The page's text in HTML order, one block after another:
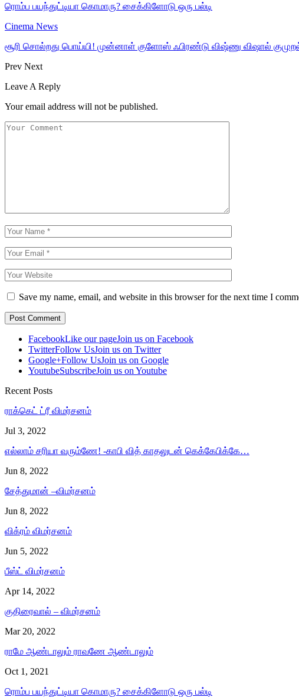
ரொம்ப பயந்துட்டியா கொமாரு? சைக்கிளோடு ஒரு பல்டி
Cinema News
சூரி சொல்றது பொய்யி! முன்னாள் குளோஸ் ஃபிரண்டு விஷ்ணு விஷால்
Prev Next
Leave A Reply
Your email address will not be published.
Save my name, email, and website in this browser for the next time I
FacebookLike our pageJoin us on Facebook
TwitterFollow UsJoin us on Twitter
Google+Follow UsJoin us on Google
YoutubeSubscribeJoin us on Youtube
Recent Posts
ராக்கெட் ட்ரீ விமர்சனம்
Jul 3, 2022
எல்லாம் சரியா வரும்ணே! -காபி வித் காதலுடன் கெக்கேபிக்கே…
Jun 8, 2022
சேத்துமான் –விமர்சனம்
Jun 8, 2022
விக்ரம் விமர்சனம்
Jun 5, 2022
பீஸ்ட் விமர்சனம்
Apr 14, 2022
குதிரைவால் – விமர்சனம்
Mar 20, 2022
ராமே ஆண்டாலும் ராவணே ஆண்டாலும்
Oct 1, 2021
ரொம்ப பயந்துட்டியா கொமாரு? சைக்கிளோடு ஒரு பல்டி